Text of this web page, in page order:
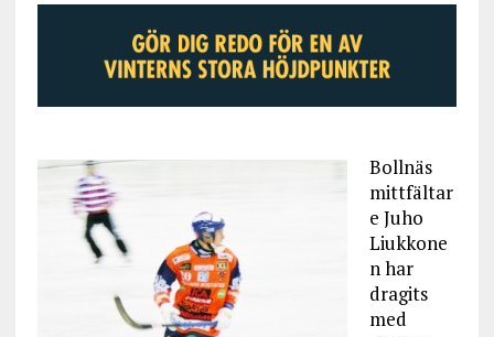
Bollnäs
mittfältar
e Juho
Liukkone
n har
dragits
med